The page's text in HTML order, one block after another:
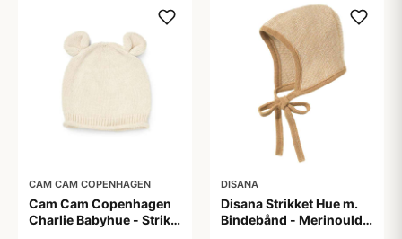
CAM CAM COPENHAGEN
Cam Cam Copenhagen
Charlie Babyhue - Strik -
DISANA
Disana Strikket Hue m.
Bindebånd - Merinould -